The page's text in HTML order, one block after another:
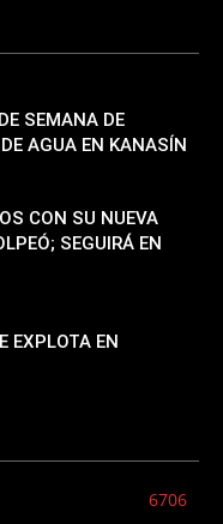
SEMANA DE
AGUA EN KANASÍN
CON SU NUEVA
SEGUIRÁ EN
EXPLOTA EN
6706